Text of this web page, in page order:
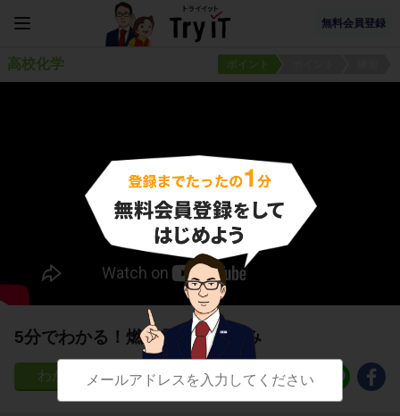
無料会員登録
高校化学 ポイント
5分でわかる！燃料電池の仕組み
329